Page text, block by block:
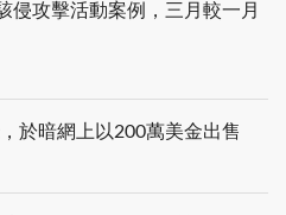
侵攻擊活動案例，三月較一月
於暗網上以200萬美金出售